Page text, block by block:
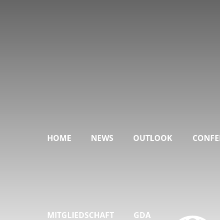
HOME NEWS OUTLOOK
MITGLIEDSCHAFT GDA